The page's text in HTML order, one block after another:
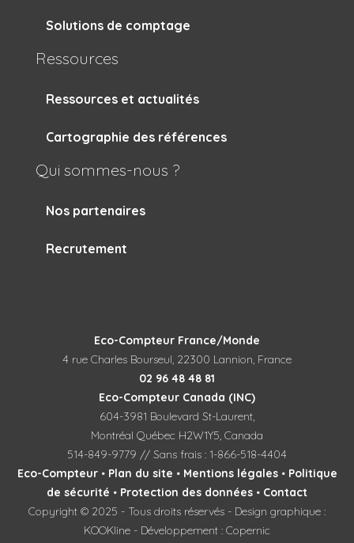
Mes favoris(0) Contactez-nous
Solutions de comptage
Ressources
Ressources et actualités
Cartographie des références
Qui sommes-nous ?
Nos partenaires
Recrutement
Eco-Compteur France/Monde
4 rue Charles Bourseul, 22300 Lannion, France
02 96 48 48 81
Eco-Compteur Canada (INC)
604-3981 Boulevard St-Laurent,
Montréal Québec H2W1Y5, Canada
514-849-9779 // Sans frais : 1-866-518-4404
Eco-Compteur• Plan du site • Mentions légales• Politique
de sécurité • Protection des données • Contact
Copyright © 2025 - Tous droits réservés - Design graphique :
KOOKline - Développement : Copernic